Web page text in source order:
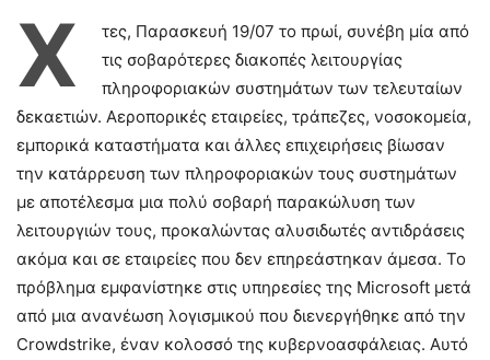
Χ
τες, Παρασκευή 19/07 το πρωί, συνέβη μία από
τις σοβαρότερες διακοπές λειτουργίας
πληροφοριακών συστημάτων των τελευταίων
δεκαετιών. Αεροπορικές εταιρείες, τράπεζες, νοσοκομεία,
εμπορικά καταστήματα και άλλες επιχειρήσεις βίωσαν
την κατάρρευση των πληροφοριακών τους συστημάτων
με αποτέλεσμα μια πολύ σοβαρή παρακώλυση των
λειτουργιών τους, προκαλώντας αλυσιδωτές αντιδράσεις
ακόμα και σε εταιρείες που δεν επηρεάστηκαν άμεσα. Το
πρόβλημα εμφανίστηκε στις υπηρεσίες της Microsoft μετά
από μια ανανέωση λογισμικού που διενεργήθηκε από την
Crowdstrike, έναν κολοσσό της κυβερνοασφάλειας. Αυτό